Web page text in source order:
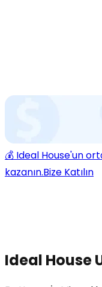
💰 Ideal House'un
kazanın.Bize Katılın
Ideal House